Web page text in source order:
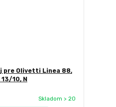
pre Olivetti Linea 88,
10, N
Skladom > 20